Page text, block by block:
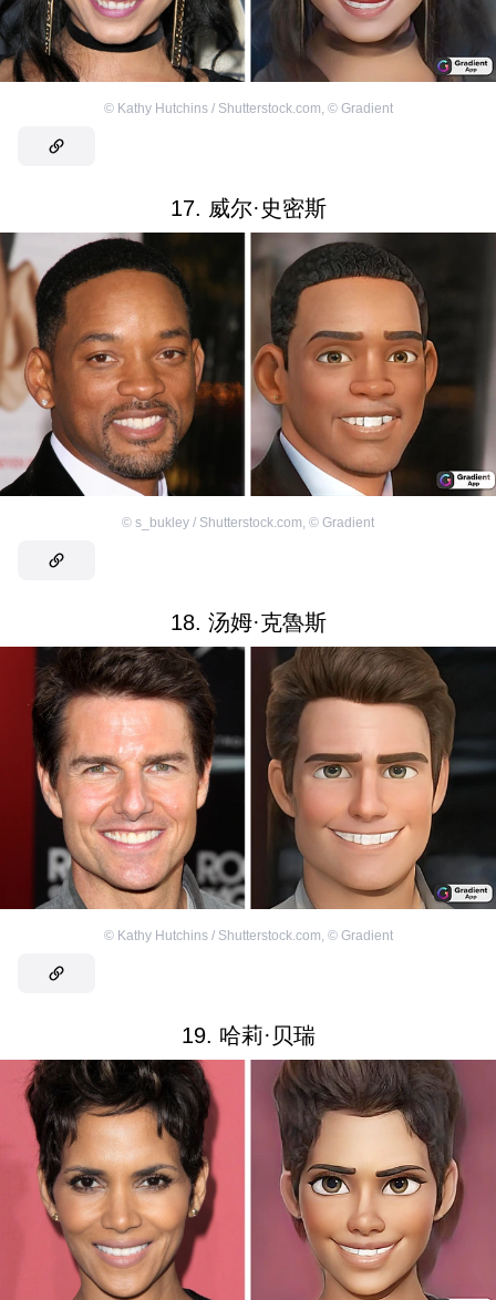
© Kathy Hutchins / Shutterstock.com, © Gradient
17. 威尔·史密斯
© s_bukley / Shutterstock.com, © Gradient
18. 汤姆·克魯斯
© Kathy Hutchins / Shutterstock.com, © Gradient
19. 哈莉·贝瑞